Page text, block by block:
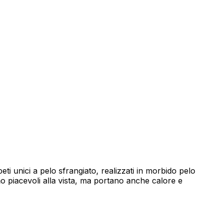
unici a pelo sfrangiato, realizzati in morbido pelo
piacevoli alla vista, ma portano anche calore e